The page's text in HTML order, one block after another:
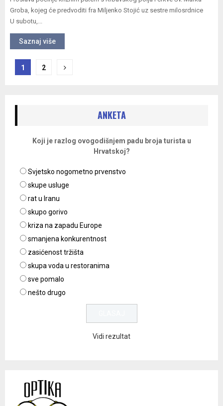
Groba, kojeg će predvoditi fra Miljenko Stojić uz sestre milosrdnice
U subotu,...
Saznaj više
Navigacija
1 2
ANKETA
Koji je razlog ovogodišnjem padu broja turista u
Hrvatskoj?
Svjetsko nogometno prvenstvo
skupe usluge
rat u Iranu
skupo gorivo
kriza na zapadu Europe
smanjena konkurentnost
zasićenost tržišta
skupa voda u restoranima
sve pomalo
nešto drugo
Vidi rezultat